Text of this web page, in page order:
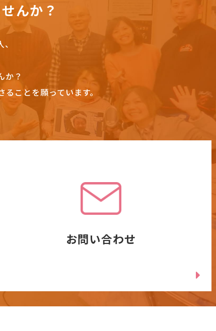
んか？
か？
ことを願っています。
お問い合わせ